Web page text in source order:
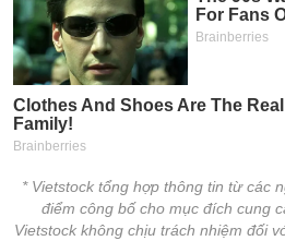
* Vietstock tổng hợp thông tin từ các
điểm công bố cho mục đích cung
Vietstock không chịu trách nhiệm đối